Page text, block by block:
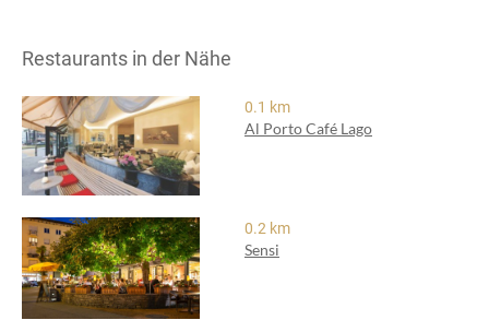
Restaurants in der Nähe
0.1 km
Al Porto Café Lago
0.2 km
Sensi